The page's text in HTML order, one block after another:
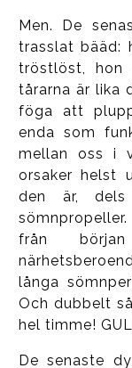
Men. De
trasslat bääd:
tröstlöst, hon
tårarna är lika
föga att
enda som
mellan oss i
orsaker helst
den är,
från
långa
Och dubbelt
hel timme!
De senaste